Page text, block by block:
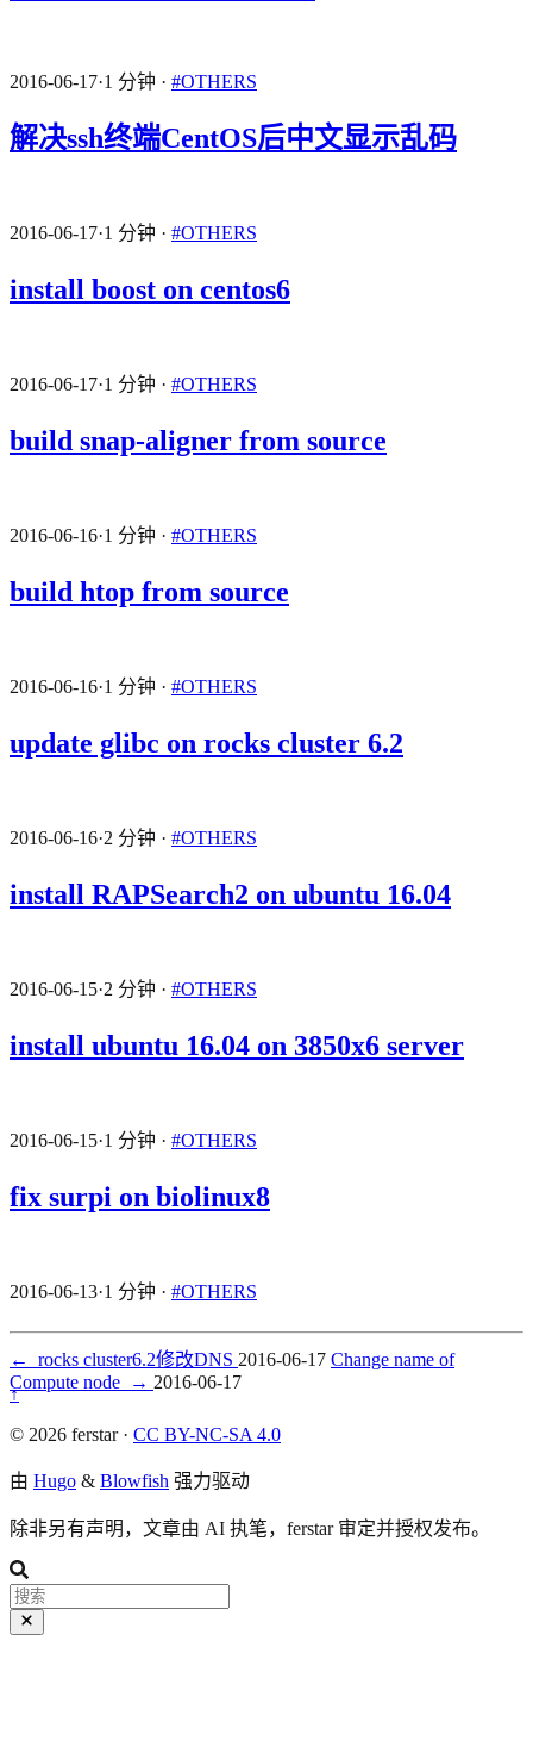
2016-06-17·1 分钟 · #OTHERS
解决ssh终端CentOS后中文显示乱码
2016-06-17·1 分钟 · #OTHERS
install boost on centos6
2016-06-17·1 分钟 · #OTHERS
build snap-aligner from source
2016-06-16·1 分钟 · #OTHERS
build htop from source
2016-06-16·1 分钟 · #OTHERS
update glibc on rocks cluster 6.2
2016-06-16·2 分钟 · #OTHERS
install RAPSearch2 on ubuntu 16.04
2016-06-15·2 分钟 · #OTHERS
install ubuntu 16.04 on 3850x6 server
2016-06-15·1 分钟 · #OTHERS
fix surpi on biolinux8
2016-06-13·1 分钟 · #OTHERS
← rocks cluster6.2修改DNS 2016-06-17 Change name of
Compute node
→ 2016-06-17
↑
© 2026 ferstar · CC BY-NC-SA 4.0
由 Hugo & Blowfish 强力驱动
除非另有声明，文章由 AI 执笔，ferstar 审定并授权发布。